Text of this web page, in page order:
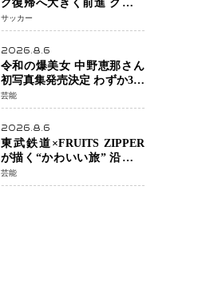
グ復帰へ大きく前進 クリス
タルパレス加入目前 メディ
カルチェックも通過
サッカー
2026.8.6
令和の爆美女 中野恵那さん
初写真集発売決定 わずか3日
で2560万インプレッション
を記録した話題の美貌を凝
縮
芸能
2026.8.6
東武鉄道×FRUITS ZIPPER
が描く“かわいい旅” 沿線を
舞台にした「TOBU KAWAII
PROJECT」が開幕
芸能